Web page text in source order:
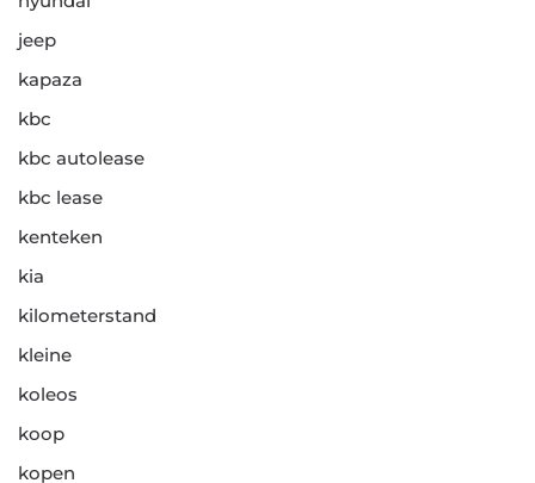
jeep
kapaza
kbc
kbc autolease
kbc lease
kenteken
kia
kilometerstand
kleine
koleos
koop
kopen